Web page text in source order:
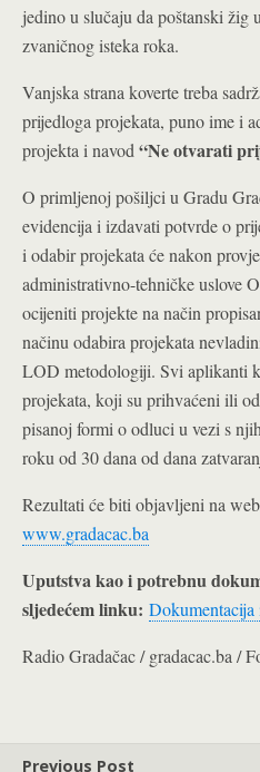
jedino u slučaju da poštanski žig
zvaničnog isteka roka.
Vanjska strana koverte treba
prijedloga projekata, puno ime i
projekta i navod “Ne otvarati
O primljenoj pošiljci u Gradu
evidencija i izdavati potvrde o
i odabir projekata će nakon
administrativno-tehničke uslove
ocijeniti projekte na način
načinu odabira projekata
LOD metodologiji. Svi aplikanti
projekata, koji su prihvaćeni ili
pisanoj formi o odluci u vezi s
roku od 30 dana od dana
Rezultati će biti objavljeni na
www.gradacac.ba
Uputstva kao i potrebnu
sljedećem linku: Dokumentacija
Radio Gradačac / gradacac.ba /
Previous Post